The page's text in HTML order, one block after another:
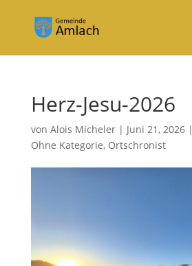
Herz-Jesu-2026
von Alois Micheler| Juni 21, 2026|
Ohne Kategorie, Ortschronist